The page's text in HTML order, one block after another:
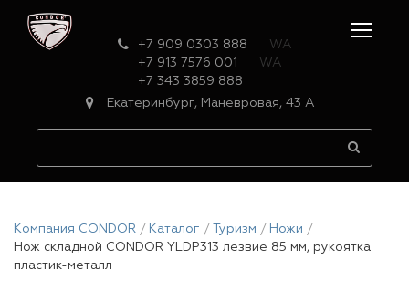
+7 909 0303 888
WA
+7 913 7576 001
WA
+7 343 3859 888
Екатеринбург, Маневровая, 43 А
Компания CONDOR Каталог Туризм
Ножи
Нож складной CONDOR YLDP313 лезвие 85 мм, рукоятка
пластик-металл